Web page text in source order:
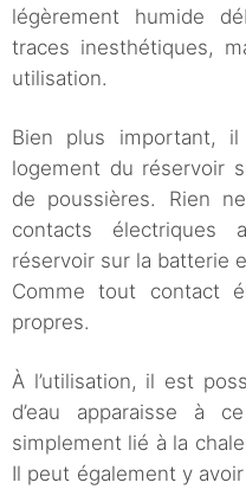
légèrement humide
traces inesthétiques,
utilisation.
Bien plus important,
logement du réservoir
de poussières. Rien
contacts
réservoir sur la batterie
Comme tout contact
propres.
À l’utilisation, il est
d’eau apparaisse à
simplement lié à la
Il peut également y